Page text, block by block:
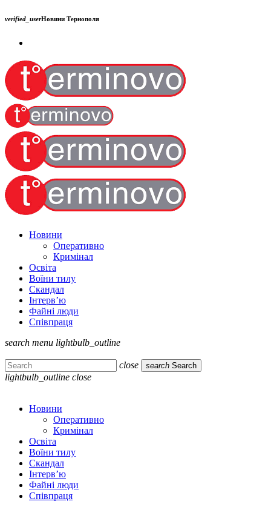
verified_userНовини Тернополя
Новини
Оперативно
Кримінал
Освіта
Воїни тилу
Скандал
Інтерв’ю
Файні люди
Співпраця
search menu lightbulb_outline
close search Search
lightbulb_outline close
Новини
Оперативно
Кримінал
Освіта
Воїни тилу
Скандал
Інтерв’ю
Файні люди
Співпраця